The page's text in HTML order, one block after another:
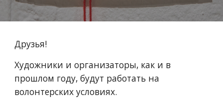
Друзья!
Художники и организаторы, как и в
прошлом году, будут работать на
волонтерских условиях.